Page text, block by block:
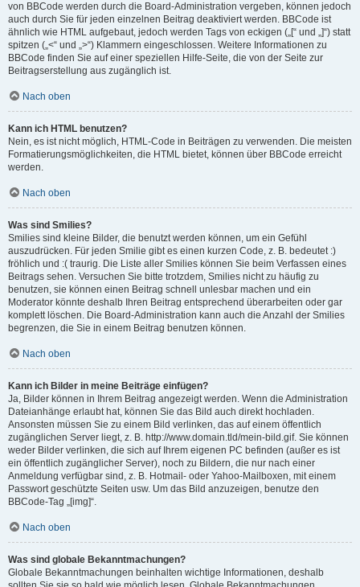
von BBCode werden durch die Board-Administration vergeben, können jedoch
auch durch Sie für jeden einzelnen Beitrag deaktiviert werden. BBCode ist
ähnlich wie HTML aufgebaut, jedoch werden Tags von eckigen („[“ und „]“) statt
spitzen („<“ und „>“) Klammern eingeschlossen. Weitere Informationen zu
BBCode finden Sie auf einer speziellen Hilfe-Seite, die von der Seite zur
Beitragserstellung aus zugänglich ist.
Nach oben
Kann ich HTML benutzen?
Nein, es ist nicht möglich, HTML-Code in Beiträgen zu verwenden. Die meisten
Formatierungsmöglichkeiten, die HTML bietet, können über BBCode erreicht
werden.
Nach oben
Was sind Smilies?
Smilies sind kleine Bilder, die benutzt werden können, um ein Gefühl
auszudrücken. Für jeden Smilie gibt es einen kurzen Code, z. B. bedeutet :)
fröhlich und :( traurig. Die Liste aller Smilies können Sie beim Verfassen eines
Beitrags sehen. Versuchen Sie bitte trotzdem, Smilies nicht zu häufig zu
benutzen, sie können einen Beitrag schnell unlesbar machen und ein
Moderator könnte deshalb Ihren Beitrag entsprechend überarbeiten oder gar
komplett löschen. Die Board-Administration kann auch die Anzahl der Smilies
begrenzen, die Sie in einem Beitrag benutzen können.
Nach oben
Kann ich Bilder in meine Beiträge einfügen?
Ja, Bilder können in Ihrem Beitrag angezeigt werden. Wenn die Administration
Dateianhänge erlaubt hat, können Sie das Bild auch direkt hochladen.
Ansonsten müssen Sie zu einem Bild verlinken, das auf einem öffentlich
zugänglichen Server liegt, z. B. http://www.domain.tld/mein-bild.gif. Sie können
weder Bilder verlinken, die sich auf Ihrem eigenen PC befinden (außer es ist
ein öffentlich zugänglicher Server), noch zu Bildern, die nur nach einer
Anmeldung verfügbar sind, z. B. Hotmail- oder Yahoo-Mailboxen, mit einem
Passwort geschützte Seiten usw. Um das Bild anzuzeigen, benutze den
BBCode-Tag „[img]“.
Nach oben
Was sind globale Bekanntmachungen?
Globale Bekanntmachungen beinhalten wichtige Informationen, deshalb